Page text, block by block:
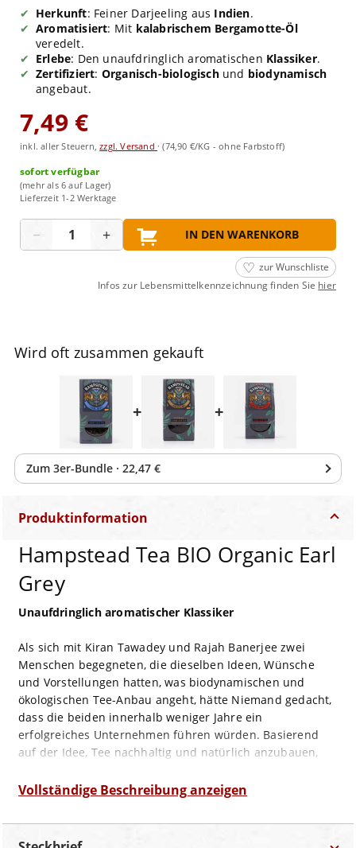
Herkunft: Feiner Darjeeling aus Indien.
Aromatisiert: Mit kalabrischem Bergamotte-Öl
veredelt.
Erlebe: Den unaufdringlich aromatischen Klassiker.
Zertifiziert: Organisch-biologischund biodynamisch
angebaut.
7,49 €
inkl. aller Steuern,zzgl. Versand ·(74,90 €/KG - ohne Farbstoff)
sofort verfügbar
(mehr als 6 auf Lager)
Lieferzeit 1-2 Werktage
− + IN DEN WARENKORB
zur Wunschliste
Infos zur Lebensmittelkennzeichnung finden Sie hier
Wird oft zusammen gekauft
+ +
Zum 3er-Bundle · 22,47 €
Produktinformation
Hampstead Tea BIO Organic Earl
Grey
Unaufdringlich aromatischer Klassiker
Als sich mit Kiran Tawadey und Rajah Banerjee zwei
Menschen begegneten, die dieselben Ideen, Wünsche
und Vorstellungen hatten, was biodynamischen und
ökologischen Tee-Anbau angeht, hätte Niemand gedacht,
dass die beiden innerhalb weniger Jahre ein
erfolgreiches Unternehmen führen würden. Basierend
auf der Idee, Tee nachhaltig und natürlich anzubauen,
als organisch-biologisch zertifiziert. Zwei weitere Jahre
biodynamische Tee-Plantage das „Demeter“ Zertifikat.
Diese Auszeichnung bedeutet, dass auf dieser Plantage
Vollständige Beschreibung anzeigen